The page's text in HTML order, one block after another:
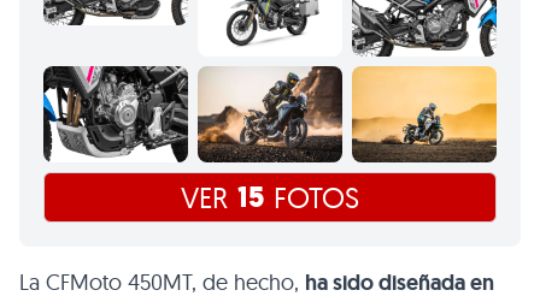
VER 15 FOTOS
La CFMoto 450MT, de hecho, ha sido diseñada en